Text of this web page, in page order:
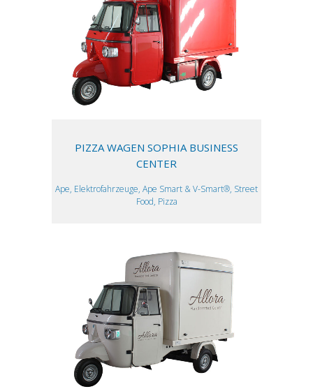
PIZZA WAGEN SOPHIA BUSINESS
CENTER
Ape, Elektrofahrzeuge, Ape Smart & V-Smart®, Street
Food, Pizza